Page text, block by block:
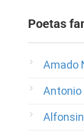
Poetas
Amado
Antonio